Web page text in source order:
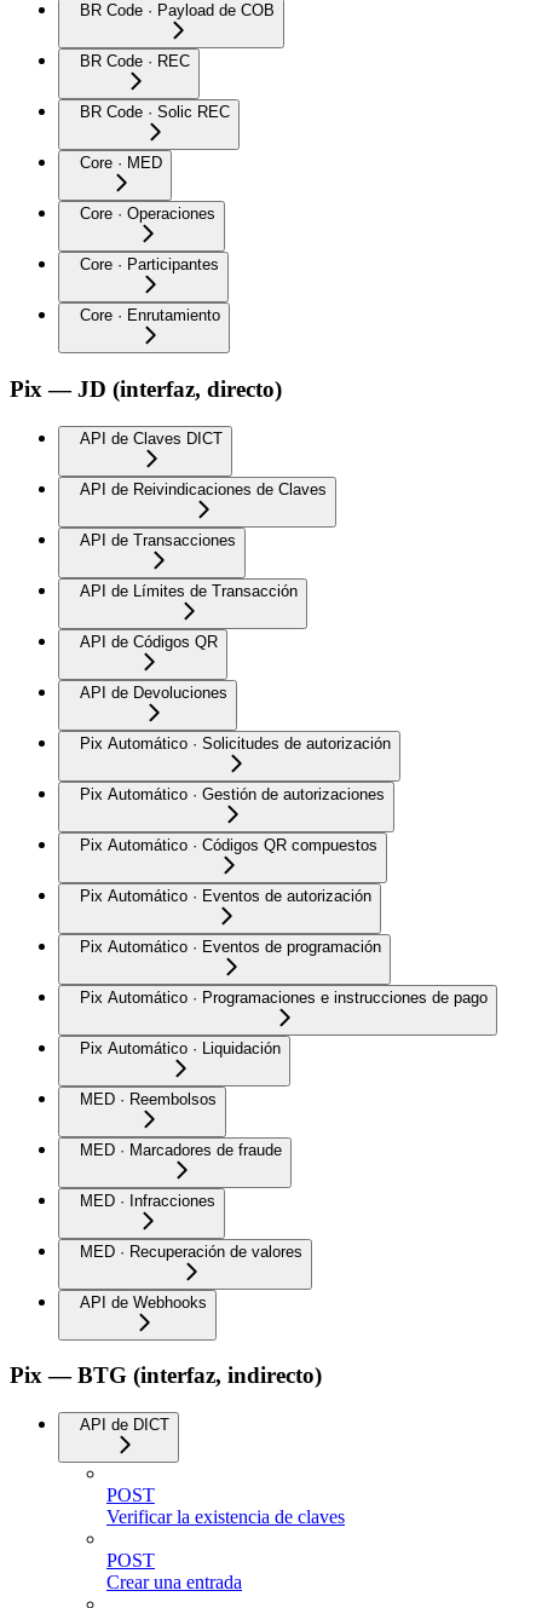
BR Code · Payload de COB
BR Code · REC
BR Code · Solic REC
Core · MED
Core · Operaciones
Core · Participantes
Core · Enrutamiento
Pix — JD (interfaz, directo)
API de Claves DICT
API de Reivindicaciones de Claves
API de Transacciones
API de Límites de Transacción
API de Códigos QR
API de Devoluciones
Pix Automático · Solicitudes de autorización
Pix Automático · Gestión de autorizaciones
Pix Automático · Códigos QR compuestos
Pix Automático · Eventos de autorización
Pix Automático · Eventos de programación
Pix Automático · Programaciones e instrucciones de pago
Pix Automático · Liquidación
MED · Reembolsos
MED · Marcadores de fraude
MED · Infracciones
MED · Recuperación de valores
API de Webhooks
Pix — BTG (interfaz, indirecto)
API de DICT
POST
Verificar la existencia de claves
POST
Crear una entrada